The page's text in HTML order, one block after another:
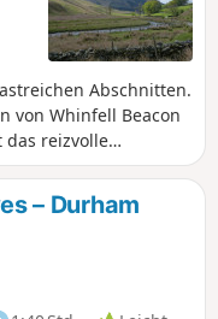
Abschnitten.
von Whinfell Beacon
das reizvolle
in beide Richtungen
vom Parkplatz auf
man kann aber auch
– Durham